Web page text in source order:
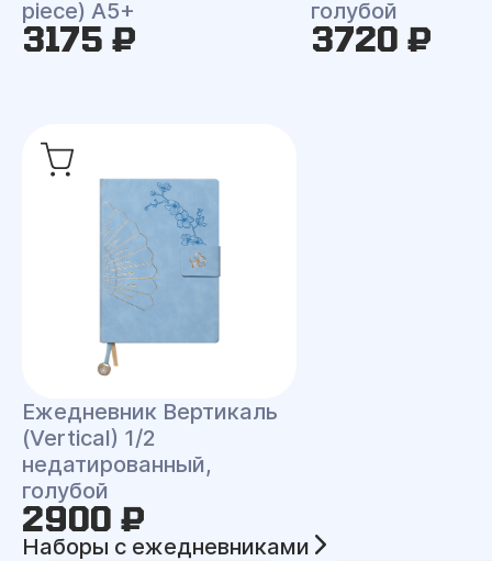
piece) A5+
3175 ₽
голубой
3720 ₽
Ежедневник Вертикаль
(Vertical) 1/2
недатированный,
голубой
2900 ₽
Наборы с ежедневниками